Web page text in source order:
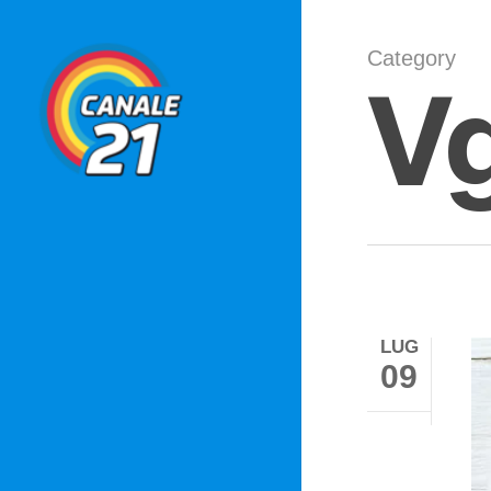
main
content
Category
LUG
09